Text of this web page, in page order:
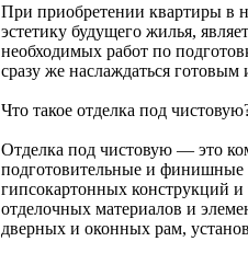
При приобретении квартиры в
эстетику будущего жилья,
необходимых работ по
сразу же наслаждаться готовым
Что такое отделка под
Отделка под чистовую — это
подготовительные и финишные
гипсокартонных конструкций и
отделочных материалов и
дверных и оконных рам,